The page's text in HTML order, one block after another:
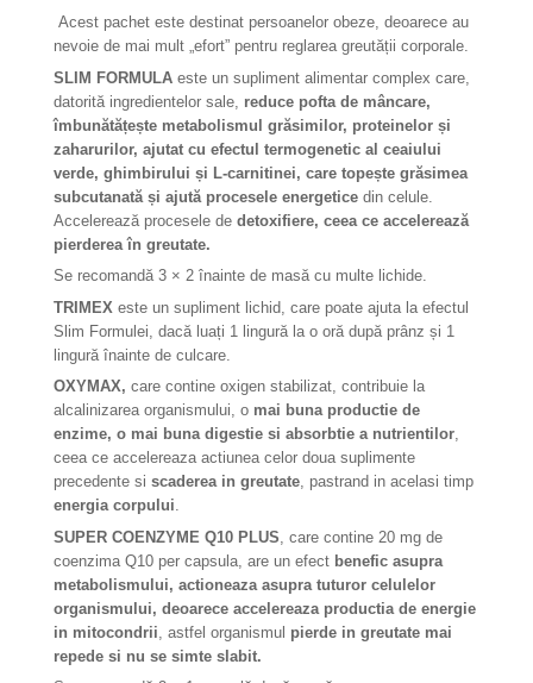
Acest pachet este destinat persoanelor obeze, deoarece au
nevoie de mai mult „efort” pentru reglarea greutății corporale.
SLIM FORMULA este un supliment alimentar complex care,
datorită ingredientelor sale, reduce pofta de mâncare,
îmbunătățește metabolismul grăsimilor, proteinelor și
zaharurilor, ajutat cu efectul termogenetic al ceaiului
verde, ghimbirului și L-carnitinei, care topește grăsimea
subcutanată și ajută procesele energetice din celule.
Accelerează procesele de detoxifiere, ceea ce accelerează
pierderea în greutate.
Se recomandă 3 × 2 înainte de masă cu multe lichide.
TRIMEX este un supliment lichid, care poate ajuta la efectul
Slim Formulei, dacă luați 1 lingură la o oră după prânz și 1
lingură înainte de culcare.
OXYMAX, care contine oxigen stabilizat, contribuie la
alcalinizarea organismului, o mai buna productie de
enzime, o mai buna digestie si absorbtie a nutrientilor,
ceea ce accelereaza actiunea celor doua suplimente
precedente si scaderea in greutate, pastrand in acelasi timp
energia corpului.
SUPER COENZYME Q10 PLUS , care contine 20 mg de
coenzima Q10 per capsula, are un efect benefic asupra
metabolismului, actioneaza asupra tuturor celulelor
organismului, deoarece accelereaza productia de energie
in mitocondrii , astfel organismul pierde in greutate mai
repede si nu se simte slabit.